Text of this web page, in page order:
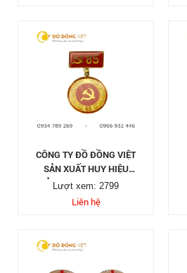
CÔNG TY ĐỒ ĐỒNG VIỆT
SẢN XUẤT HUY HIỆU
ĐẢNG 40, 50, 60, 70, 80,
85 TUỔI ĐẢNG
Lượt xem: 2799
Liên hệ